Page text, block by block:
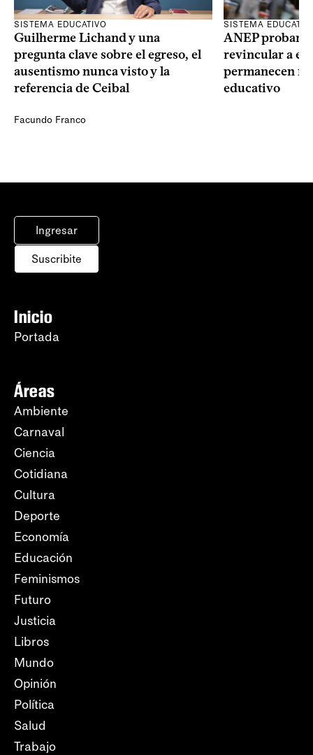
SISTEMA EDUCATIVO
Guilherme Lichand y una
pregunta clave sobre el egreso, el
ausentismo nunca visto y la
referencia de Ceibal
Facundo Franco
SISTEMA
ANEP probará
revincular a
permanecen
educativo
Ingresar
Suscribite
Inicio
Portada
Áreas
Ambiente
Carnaval
Ciencia
Cotidiana
Cultura
Deporte
Economía
Educación
Feminismos
Futuro
Justicia
Libros
Mundo
Opinión
Política
Salud
Trabajo